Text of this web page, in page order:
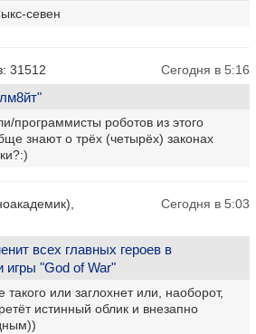
севен
31512 Сегодня в 5:16
программисты роботов из этого
знают о трёх (четырёх) законах
Сегодня в 5:03
всех главных героев в
игры "God of War"
такого или заглохнет или, наоборот,
истинный облик и внезапно